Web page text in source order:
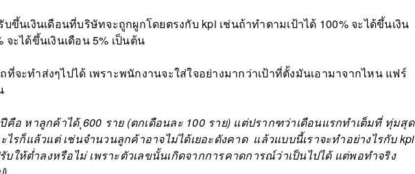
บขึ้นเงินเดือนที่บริษัทจะถูกผูกโดยตรงกับ kpi เช่นถ้าทำตามเป้าได้ 100% จะได้ขึ้นเงิน
จะได้ขึ้นเงินเดือน 5% เป็นต้น
ที่จะทำส่งๆไปได้ เพราะพนักงานจะใส่ใจอย่างมากว่าเป้าที่ตั้งมันเอามาจากไหน แฟร์
อ หาลูกค้าได้ ุ600 ราย (ตกเดือนละ 100 ราย) แต่ปรากฑว่าเดือนแรกทำเต็มที่ ทุ่มสุด
ไรก็แล้วแต่ เช่นจำนวนลูกค้าอาจไม่ได้เยอะดังคาด แล้วแบบนี้เราจะทำอย่างไรกับ kpi
ให้ต่ำลงหรือไม่ เพราะตัวเลขนั้นเกิดจากการคาดการณ์ว่าเป็นไปได้ แต่พอทำจริง